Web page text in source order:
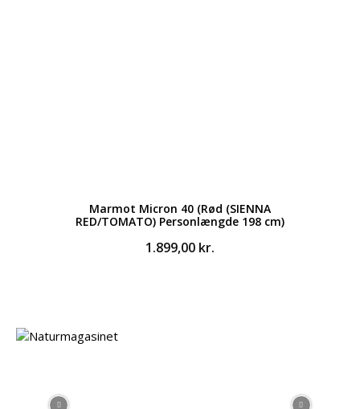
Marmot Micron 40 (Rød (SIENNA
RED/TOMATO) Personlængde 198 cm)
1.899,00 kr.